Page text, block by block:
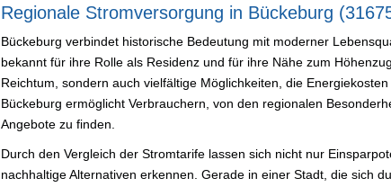
Regionale Stromversorgung in Bückeburg
Bückeburg verbindet historische Bedeutung mit moderner
bekannt für ihre Rolle als Residenz und für ihre Nähe zum
Reichtum, sondern auch vielfältige Möglichkeiten, die
Bückeburg ermöglicht Verbrauchern, von den regionalen
Angebote zu finden.
Durch den Vergleich der Stromtarife lassen sich nicht nur
nachhaltige Alternativen erkennen. Gerade in einer Stadt, die sich